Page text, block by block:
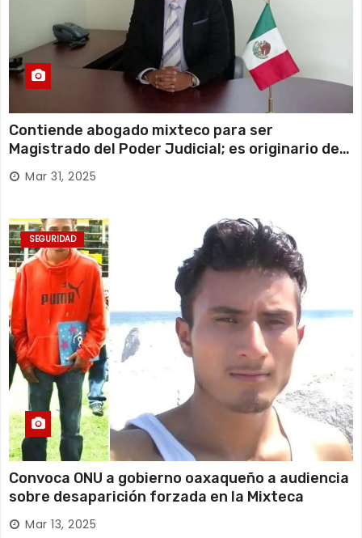
Contiende abogado mixteco para ser
Magistrado del Poder Judicial; es originario de
Huajuapan de León
Mar 31, 2025
SEGURIDAD
Convoca ONU a gobierno oaxaqueño a audiencia
sobre desaparición forzada en la Mixteca
Mar 13, 2025